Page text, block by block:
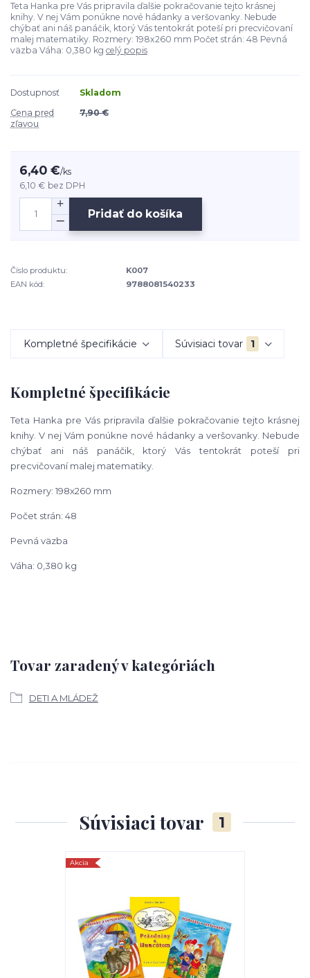
Teta Hanka pre Vás pripravila ďalšie pokračovanie tejto krásnej
knihy. V nej Vám ponúkne nové hádanky a veršovanky. Nebude
chýbať ani náš panáčik, ktorý Vás tentokrát poteší pri precvičovaní
malej matematiky. Rozmery: 198x260 mm Počet strán: 48 Pevná
väzba Váha: 0,380 kg celý popis
Dostupnosť
Skladom
Cena pred
zľavou
7,90 €
6,40 €/ks
6,10 € bez DPH
Pridať do košíka
Číslo produktu:
K007
EAN kód:
9788081540233
Kompletné špecifikácie Súvisiaci tovar 1
Kompletné špecifikácie
Teta Hanka pre Vás pripravila ďalšie pokračovanie tejto krásnej
knihy. V nej Vám ponúkne nové hádanky a veršovanky. Nebude
chýbať ani náš panáčik, ktorý Vás tentokrát poteší pri
precvičovaní malej matematiky.
Rozmery: 198x260 mm
Počet strán: 48
Pevná väzba
Váha: 0,380 kg
Tovar zaradený v kategóriách
DETI A MLÁDEŽ
Súvisiaci tovar 1
Akcia